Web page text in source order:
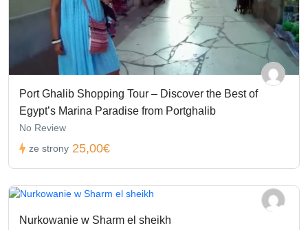
Port Ghalib Shopping Tour – Discover the Best of
Egypt’s Marina Paradise from Portghalib
No Review
ze strony 25,00€
Nurkowanie w Sharm el sheikh